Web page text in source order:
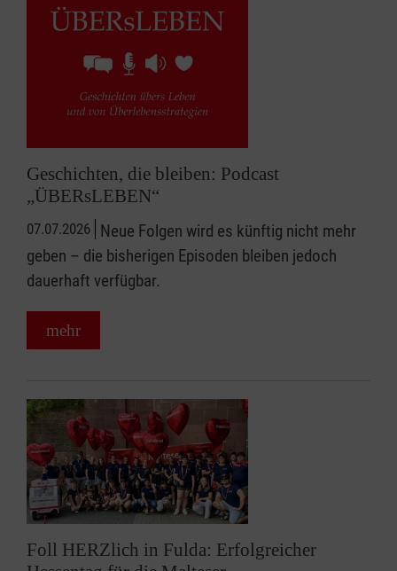
Geschichten, die bleiben: Podcast
„ÜBERsLEBEN“
07.07.2026 Neue Folgen wird es künftig nicht mehr
geben – die bisherigen Episoden bleiben jedoch
dauerhaft verfügbar.
mehr
Foll HERZlich in Fulda: Erfolgreicher